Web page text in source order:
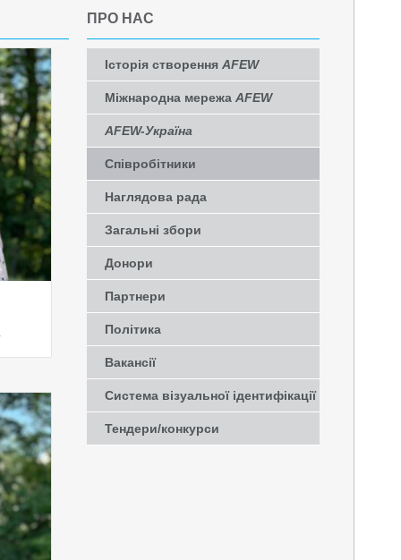
ПРО НАС
Історія створення AFEW
Міжнародна мережа AFEW
AFEW-Україна
Співробітники
Наглядова рада
Загальні збори
Донори
Партнери
Політика
Вакансії
Система візуальної ідентифікації
Тендери/конкурси